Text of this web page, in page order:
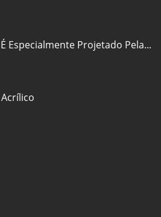
Especialmente Projetado Pela...